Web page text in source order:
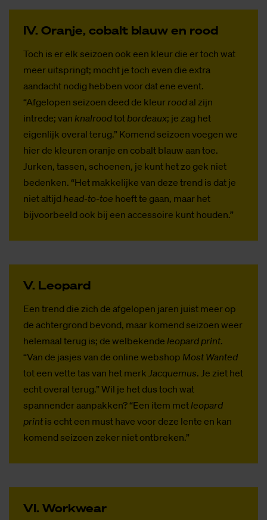
IV. Oran­je, co­balt blauw en rood
Toch is er elk seizoen ook een kleur die er toch wat
meer uitspringt; mocht je toch even die extra
aandacht nodig hebben voor dat ene event.
“Afgelopen seizoen deed de kleur roodal zijn
intrede; van knalroodtot bordeaux; je zag het
eigenlijk overal terug.” Komend seizoen voegen we
hier de kleuren oranje en cobalt blauw aan toe.
Jurken, tassen, schoenen, je kunt het zo gek niet
bedenken. “Het makkelijke van deze trend is dat je
niet altijd head-to-toe hoeft te gaan, maar het
bijvoorbeeld ook bij een accessoire kunt houden.”
V. Le­o­pard
Een trend die zich de afgelopen jaren juist meer op
de achtergrond bevond, maar komend seizoen weer
helemaal terug is; de welbekende leopard print.
“Van de jasjes van de online webshop Most Wanted
tot een vette tas van het merk Jacquemus. Je ziet het
echt overal terug.” Wil je het dus toch wat
spannender aanpakken? “Een item met leopard
print is echt een must have voor deze lente en kan
komend seizoen zeker niet ontbreken.”
VI. Wor­kwear